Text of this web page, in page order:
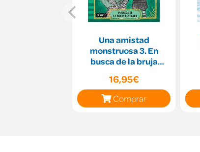
Una amistad
monstruosa 3. En
busca de la bruja
16,95€
Comprar